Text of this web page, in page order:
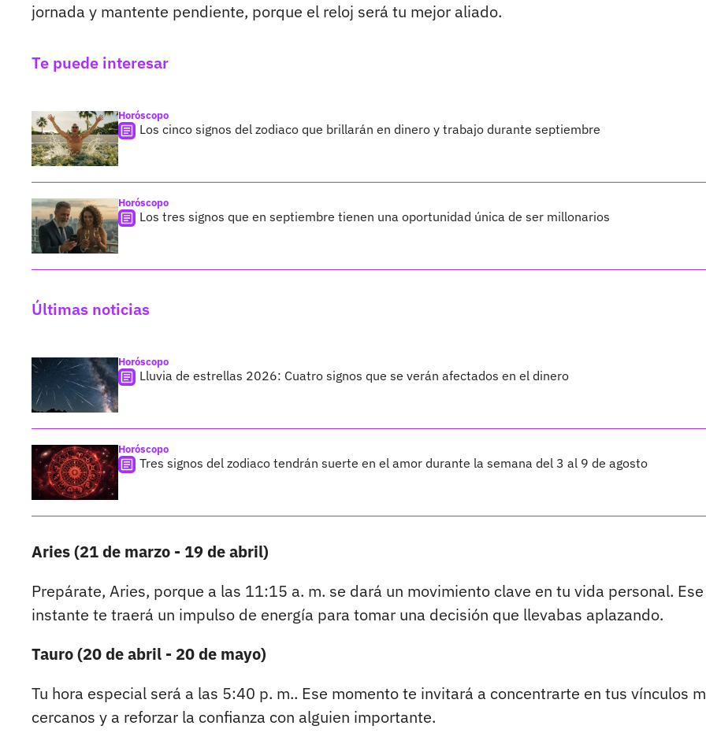
jornada y mantente pendiente, porque el reloj será tu mejor aliado.
Te puede interesar
Horóscopo
Los cinco signos del zodiaco que brillarán en dinero y trabajo durante septiembre
Horóscopo
Los tres signos que en septiembre tienen una oportunidad única de ser millonarios
Últimas noticias
Horóscopo
Lluvia de estrellas 2026: Cuatro signos que se verán afectados en el dinero
Horóscopo
Tres signos del zodiaco tendrán suerte en el amor durante la semana del 3 al 9 de agosto
Aries (21 de marzo - 19 de abril)
Prepárate, Aries, porque a las 11:15 a. m. se dará un movimiento clave en tu vida personal. Ese
instante te traerá un impulso de energía para tomar una decisión que llevabas aplazando.
Tauro (20 de abril - 20 de mayo)
Tu hora especial será a las 5:40 p. m.. Ese momento te invitará a concentrarte en tus vínculos
cercanos y a reforzar la confianza con alguien importante.